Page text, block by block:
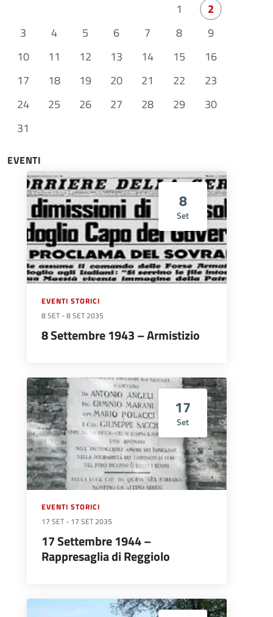
1
2
3
4 5 6 7 8
9
10
11 12 13 14 15
16
17
18 19 20 21 22
23
24
25 26 27 28 29
30
31
EVENTI
8
Set
EVENTI STORICI
8 SET -8 SET 2035
8 Settembre 1943 – Armistizio
17
Set
EVENTI STORICI
17 SET - 17 SET 2035
17 Settembre 1944 –
Rappresaglia di Reggiolo